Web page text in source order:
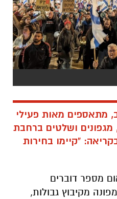
19:00 הערב, מתאספים מאות פעילי
מגפונים ושלטים ברחבת
"קיימו בחירות
מספר דוברים
מקיבוץ גבולות,